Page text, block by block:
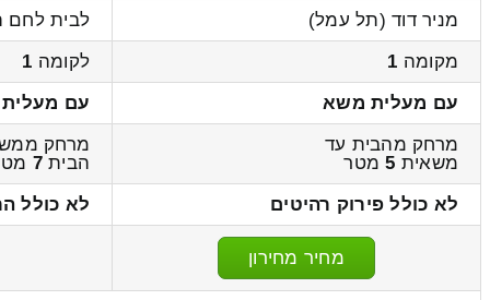
מניר דוד (תל עמל)
לבית לחם
מקומה 1 לקומה 1
עם מעלית משא
עם
מרחק מהבית עד
משאית 5מטר
מרחק
הבית7
לא כולל פירוק רהיטים
לא כולל
מחיר מחירון